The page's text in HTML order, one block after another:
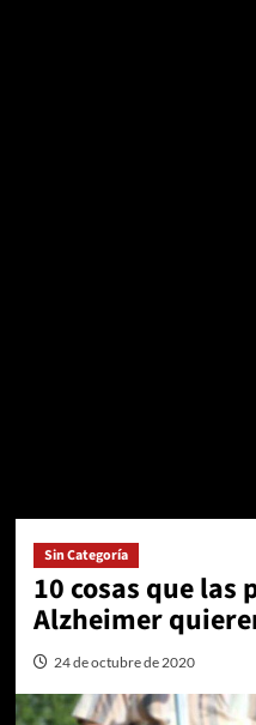
Sin Categoría
10 cosas que las
Alzheimer
24 de octubre de 2020